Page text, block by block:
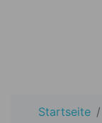
Startseite